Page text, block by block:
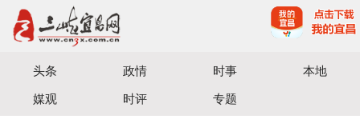
宜昌三峡融媒体中心主办
头条 政情 时事
本地
媒观
时评 专题